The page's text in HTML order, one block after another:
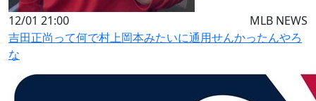
12/01 21:00
MLB NEWS
吉田正尚って何で村上岡本みたいに通用せんかったんやろ
な